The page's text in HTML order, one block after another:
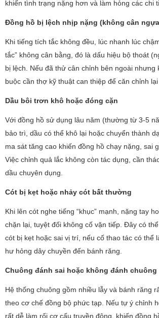
khiến tình trạng nặng hơn và làm hỏng các chi
Đồng hồ bị lệch nhịp nặng (không cân
Khi tiếng tích tắc không đều, lúc nhanh lúc
tắc” không cân bằng, đó là dấu hiệu bộ thoát
bị lệch. Nếu đã thử cân chỉnh bên ngoài nhưng
buộc cần thợ kỹ thuật can thiệp để căn chỉnh
Dầu bôi trơn khô hoặc đóng cặn
Với đồng hồ sử dụng lâu năm (thường từ 3-5
bảo trì, dầu có thể khô lại hoặc chuyển thành
ma sát tăng cao khiến đồng hồ chạy nặng, sai
Việc chỉnh quả lắc không còn tác dụng, cần
dầu chuyên dụng.
Cót bị kẹt hoặc nhảy cót bất thường
Khi lên cót nghe tiếng “khục” mạnh, nặng tay
chặn lại, tuyệt đối không cố vặn tiếp. Đây có
cót bị kẹt hoặc sai vị trí, nếu cố thao tác có thể
hư hỏng dây chuyền đến bánh răng.
Chuông đánh sai hoặc không đánh chuông
Hệ thống chuông gồm nhiều lẫy và bánh răng
theo cơ chế đồng bộ phức tạp. Nếu tự ý chỉnh
rất dễ làm rối cơ cấu truyền động, khiến đồng